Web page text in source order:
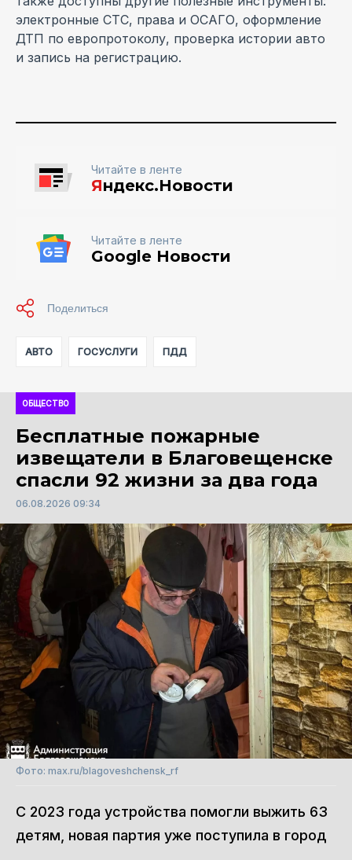
электронные СТС, права и ОСАГО, оформление
ДТП по европротоколу, проверка истории авто
и запись на регистрацию.
Читайте в ленте
Яндекс.Новости
Читайте в ленте
Google Новости
АВТО ГОСУСЛУГИ ПДД
ОБЩЕСТВО
Бесплатные пожарные
извещатели в Благовещенске
спасли 92 жизни за два года
06.08.2026 09:34
Фото: max.ru/blagoveshchensk_rf
С 2023 года устройства помогли выжить 63
детям, новая партия уже поступила в город